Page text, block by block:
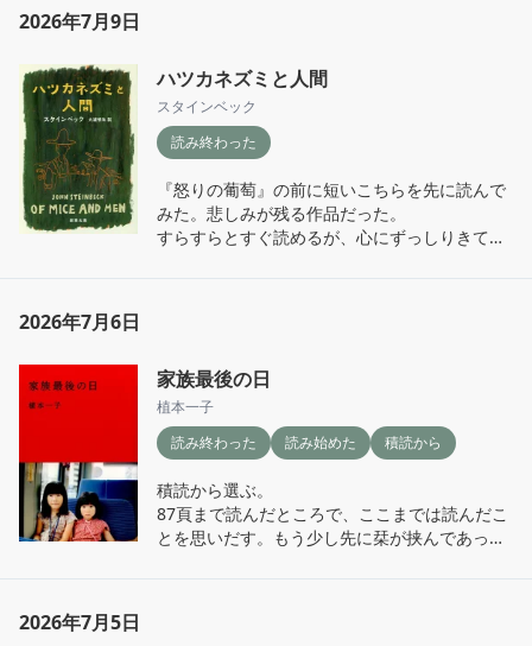
2026年7月9日
ハツカネズミと人間
スタインベック
読み終わった
『怒りの葡萄』の前に短いこちらを先に読んで
みた。悲しみが残る作品だった。
すらすらとすぐ読めるが、心にずっしりきてし
2026年7月6日
家族最後の日
植本一子
読み終わった
読み始めた 積読から
積読から選ぶ。
87頁まで読んだところで、ここまでは読んだこ
とを思いだす。もう少し先に栞が挟んであっ
2026年7月5日